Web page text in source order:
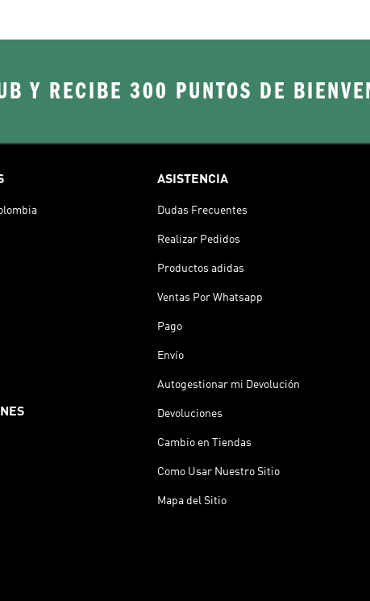
Y RECIBE 300 PUNTOS DE
ASISTENCIA
Dudas Frecuentes
Realizar Pedidos
Productos adidas
Ventas Por Whatsapp
Pago
Envío
Autogestionar mi Devolución
Devoluciones
Cambio en Tiendas
Como Usar Nuestro Sitio
Mapa del Sitio